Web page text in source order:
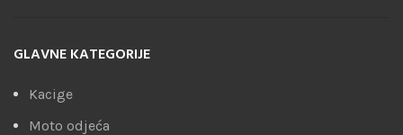
GLAVNE KATEGORIJE
Kacige
Moto odjeća